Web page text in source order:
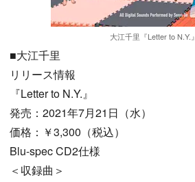
大江千里『Letter to N.Y.』
■大江千里
リリース情報
『Letter to N.Y.』
発売：2021年7月21日（水）
価格：￥3,300（税込）
Blu-spec CD2仕様
＜収録曲＞